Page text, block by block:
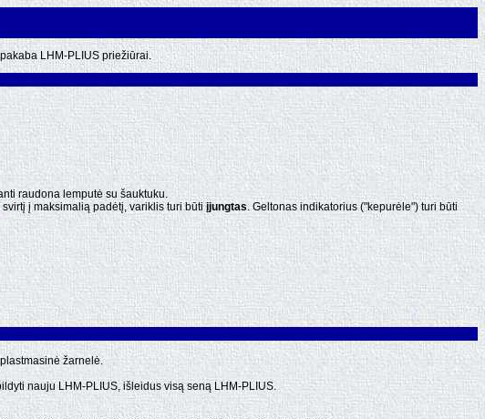
LHM-PLIUS priežiūrai.
raudona lemputė su šauktuku.
svirtį į maksimalią padėtį, variklis turi būti įjungtas. Geltonas indikatorius ("kepurėle") turi būti
žarnelė.
nauju LHM-PLIUS, išleidus visą seną LHM-PLIUS.